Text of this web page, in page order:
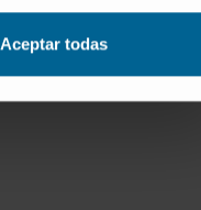
Aceptar todas